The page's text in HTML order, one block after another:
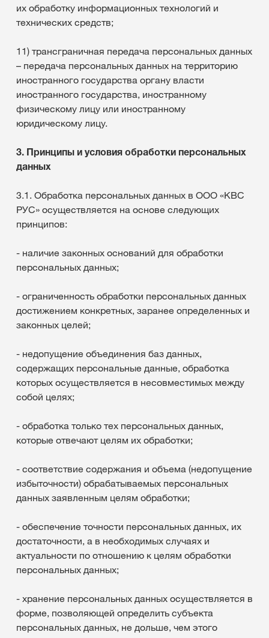
их обработку информационных технологий и
технических средств;
11) трансграничная передача персональных данных
– передача персональных данных на территорию
иностранного государства органу власти
иностранного государства, иностранному
физическому лицу или иностранному
юридическому лицу.
3. Принципы и условия обработки персональных
данных
3.1. Обработка персональных данных в ООО «КВС
РУС» осуществляется на основе следующих
принципов:
- наличие законных оснований для обработки
персональных данных;
- ограниченность обработки персональных данных
достижением конкретных, заранее определенных и
законных целей;
- недопущение объединения баз данных,
содержащих персональные данные, обработка
которых осуществляется в несовместимых между
собой целях;
- обработка только тех персональных данных,
которые отвечают целям их обработки;
- соответствие содержания и объема (недопущение
избыточности) обрабатываемых персональных
данных заявленным целям обработки;
- обеспечение точности персональных данных, их
достаточности, а в необходимых случаях и
актуальности по отношению к целям обработки
персональных данных;
- хранение персональных данных осуществляется в
форме, позволяющей определить субъекта
персональных данных, не дольше, чем этого